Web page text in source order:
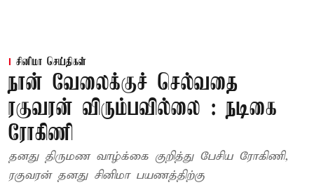
சினிமா செய்திகள்
நான் வேலைக்குச் செல்வதை
ரகுவரன் விரும்பவில்லை : நடிகை
ரோகிணி
தனது திருமண வாழ்க்கை குறித்து பேசிய ரோகிணி,
ரகுவரன் தனது சினிமா பயணத்திற்கு